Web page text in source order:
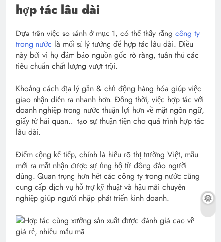
hợp tác lâu dài
Dựa trên việc so sánh ở mục 1, có thể thấy rằng công ty
trong nước là mối sỉ lý tưởng để hợp tác lâu dài. Điều
này bởi vì họ đảm bảo nguồn gốc rõ ràng, tuân thủ các
tiêu chuẩn chất lượng vượt trội.
Khoảng cách địa lý gần & chủ động hàng hóa giúp việc
giao nhận diễn ra nhanh hơn. Đồng thời, việc hợp tác với
doanh nghiệp trong nước thuận lợi hơn về mặt ngôn ngữ,
giấy tờ hải quan… tạo sự thuận tiện cho quá trình hợp tác
lâu dài.
Điểm cộng kế tiếp, chính là hiểu rõ thị trường Việt, mẫu
mới ra mắt nhận được sự ủng hộ từ đông đảo người
dùng. Quan trọng hơn hết các công ty trong nước cũng
cung cấp dịch vụ hỗ trợ kỹ thuật và hậu mãi chuyên
nghiệp giúp người nhập phát triển kinh doanh.